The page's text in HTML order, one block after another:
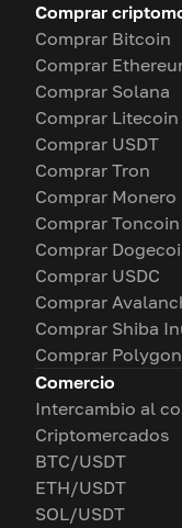
Comprar
Comprar Bitcoin
Comprar
Comprar Solana
Comprar Litecoin
Comprar USDT
Comprar Tron
Comprar Monero
Comprar Toncoin
Comprar
Comprar USDC
Comprar
Comprar Shiba
Comprar Polygon
Comercio
Intercambio al
Criptomercados
BTC/USDT
ETH/USDT
SOL/USDT